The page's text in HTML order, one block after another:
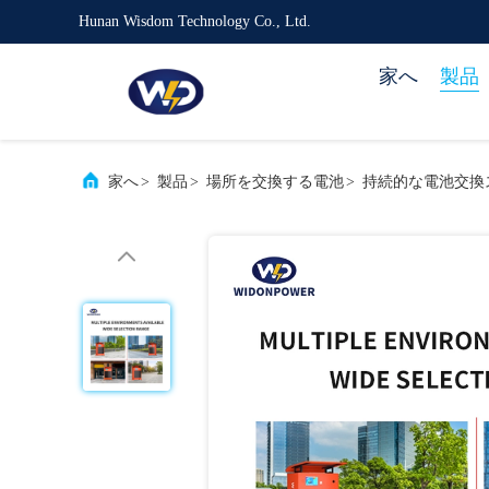
Hunan Wisdom Technology Co., Ltd.
家へ 製品
家へ> 製品 > 場所を交換する電池> 持続的な電池交